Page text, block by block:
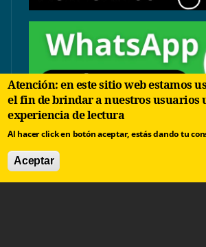
Sólo temas comerciales:
negocios@arbolinvertido.com
Atención: en este sitio web estamos usando cookies con
el fin de brindar a nuestros usuarios
experiencia de lectura
Al hacer click en botón aceptar, estás dando tu
Aceptar